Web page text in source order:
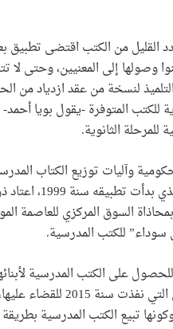
القليل من الكتب اقتضى
وصولها إلى المعنيين، وحتى
لنسخة من عقد ازدياد من
وآليات توزيع الكتاب
فترة تحديث المناهج
السوق المركزي للعاصمة
للكتب المدرسية.
على الكتب المدرسية
الماضية، ولم تفلح الحملات
تبيع الكتب المدرسية بطريقة